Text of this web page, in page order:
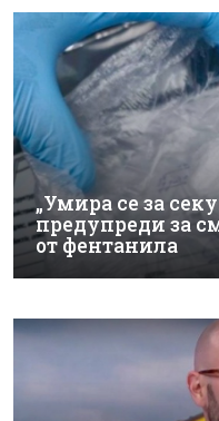
„Умира се за
предупреди за
от фентанила